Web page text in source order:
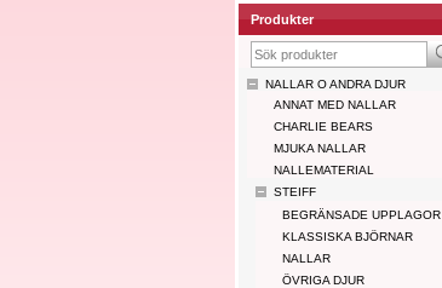
Produkter
NALLAR O ANDRA DJUR
ANNAT MED NALLAR
CHARLIE BEARS
MJUKA NALLAR
NALLEMATERIAL
STEIFF
BEGRÄNSADE UPPLAGOR
KLASSISKA BJÖRNAR
NALLAR
ÖVRIGA DJUR